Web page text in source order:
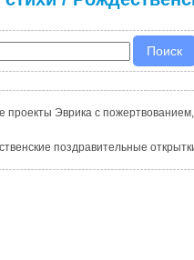
проекты Эврика с
поздравительные